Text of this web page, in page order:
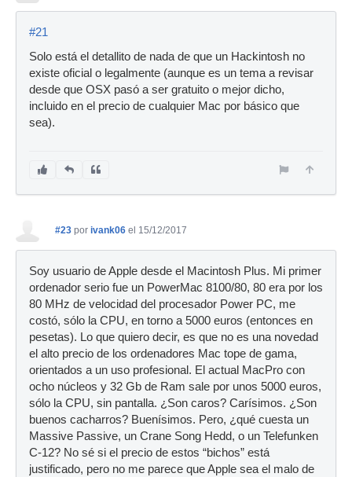
#21
Solo está el detallito de nada de que un Hackintosh no
existe oficial o legalmente (aunque es un tema a revisar
desde que OSX pasó a ser gratuito o mejor dicho,
incluido en el precio de cualquier Mac por básico que
sea).
#23 por ivank06 el 15/12/2017
Soy usuario de Apple desde el Macintosh Plus. Mi primer
ordenador serio fue un PowerMac 8100/80, 80 era por los
80 MHz de velocidad del procesador Power PC, me
costó, sólo la CPU, en torno a 5000 euros (entonces en
pesetas). Lo que quiero decir, es que no es una novedad
el alto precio de los ordenadores Mac tope de gama,
orientados a un uso profesional. El actual MacPro con
ocho núcleos y 32 Gb de Ram sale por unos 5000 euros,
sólo la CPU, sin pantalla. ¿Son caros? Carísimos. ¿Son
buenos cacharros? Buenísimos. Pero, ¿qué cuesta un
Massive Passive, un Crane Song Hedd, o un Telefunken
C-12? No sé si el precio de estos “bichos” está
justificado, pero no me parece que Apple sea el malo de